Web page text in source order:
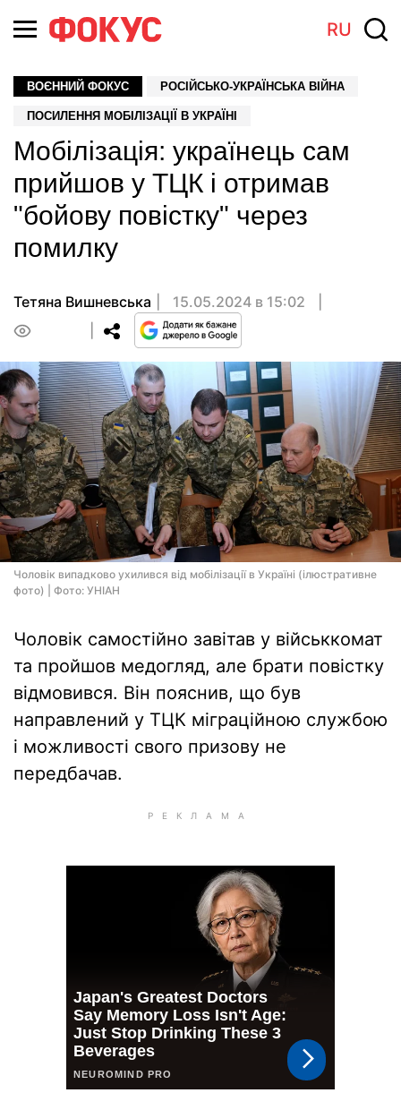
RU
ВОЄННИЙ ФОКУС РОСІЙСЬКО-УКРАЇНСЬКА ВІЙНА
ПОСИЛЕННЯ МОБІЛІЗАЦІЇ В УКРАЇНІ
Мобілізація: українець сам
прийшов у ТЦК і отримав
"бойову повістку" через
помилку
Тетяна Вишневська
15.05.2024 в 15:02
Чоловік випадково ухилився від мобілізації в Україні (ілюстративне
фото) | Фото: УНІАН
Чоловік самостійно завітав у військкомат
та пройшов медогляд, але брати повістку
відмовився. Він пояснив, що був
направлений у ТЦК міграційною службою
і можливості свого призову не
передбачав.